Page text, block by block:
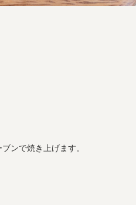
ンで焼き上げます。